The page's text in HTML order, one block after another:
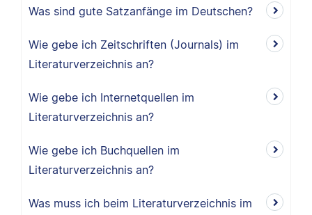
Was sind gute Satzanfänge im Deutschen?
Wie gebe ich Zeitschriften (Journals) im
Literaturverzeichnis an?
Wie gebe ich Internetquellen im
Literaturverzeichnis an?
Wie gebe ich Buchquellen im
Literaturverzeichnis an?
Was muss ich beim Literaturverzeichnis im